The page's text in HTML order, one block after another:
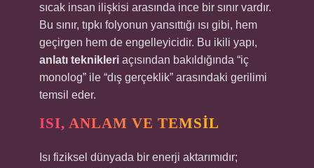
sıcak insan ilişkisi arasında ince bir sınır vardır.
Bu sınır, tıpkı folyonun yansıttığı ısı gibi, hem
geçirgen hem de engelleyicidir. Bu ikili yapı,
anlatı teknikleri açısından bakıldığında “iç
monolog” ile “dış gerçeklik” arasındaki gerilimi
temsil eder.
ISI, ANLAM VE TEMSIL
Isı fiziksel dünyada bir enerji aktarımıdır;